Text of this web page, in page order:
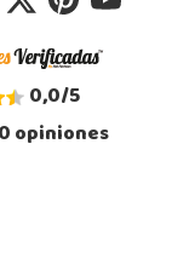
0,0/5
0opiniones